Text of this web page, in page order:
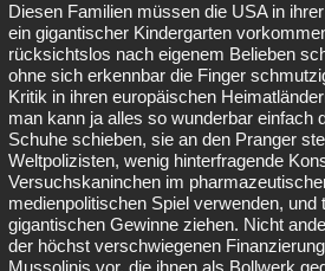
Diesen Familien müssen die USA in
ein gigantischer Kindergarten
rücksichtslos nach eigenem Belieben
ohne sich erkennbar die Finger
Kritik in ihren europäischen
man kann ja alles so wunderbar einfach
Schuhe schieben, sie an den Pranger
Weltpolizisten, wenig hinterfragende
Versuchskaninchen im
medienpolitischen Spiel verwenden, und
gigantischen Gewinne ziehen. Nicht
der höchst verschwiegenen
Mussolinis vor, die ihnen als Bollwerk